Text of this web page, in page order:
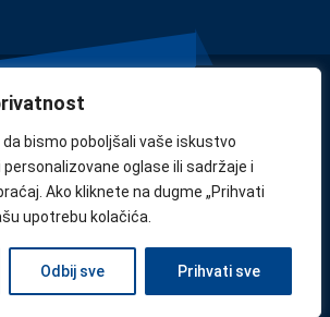
bismo poboljšali vaše iskustvo
oglase ili sadržaje i
Ako kliknete na dugme „Prihvati
upotrebu kolačića.
Odbij sve Prihvati sve
• Cookie Policy•Disclaimer
Confindustria Serbia. Designed byZoe
Milano